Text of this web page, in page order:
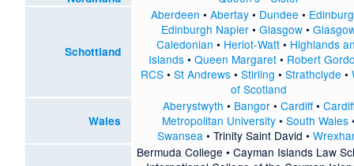
Schottland
Aberdeen • Abertay• Dundee •
Edinburgh Napier •Glasgow •
Caledonian • Heriot-Watt• Highlands
Islands •Queen Margaret • Robert
RCS •St Andrews •Stirling •Strathclyde •
of Scotland
Wales
Aberystwyth • Bangor• Cardiff•
Metropolitan University •South Wales
Swansea •Trinity Saint David •
Bermuda College •Cayman Islands Law